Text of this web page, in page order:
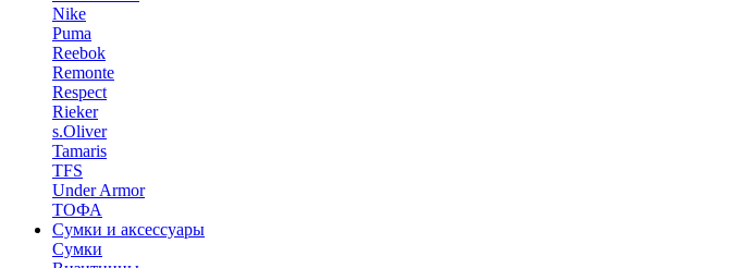
Nike
Puma
Reebok
Remonte
Respect
Rieker
s.Oliver
Tamaris
TFS
Under Armor
ТОФА
Сумки и аксессуары
Сумки